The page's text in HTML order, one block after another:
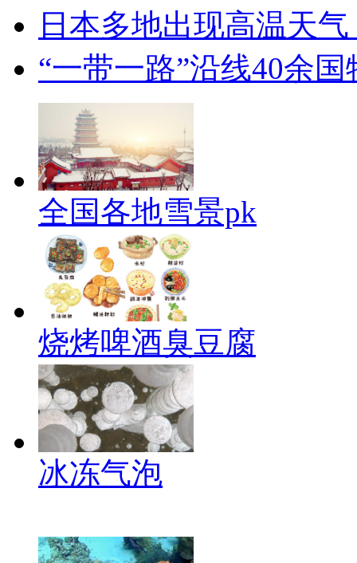
日本多地出现高温天
“一带一路”沿线40余
全国各地雪景pk
烧烤啤酒臭豆腐
冰冻气泡